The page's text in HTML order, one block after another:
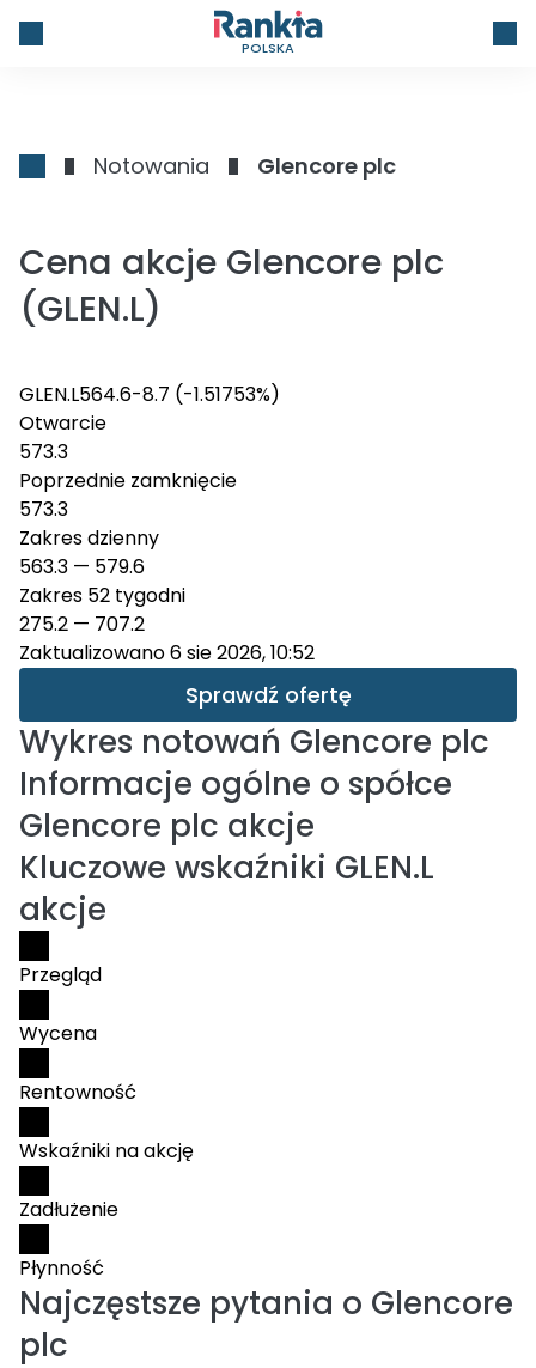
POLSKA
Notowania Glencore plc
Cena akcje Glencore plc
(GLEN.L)
GLEN.L564.6-8.7 (-1.51753%)
Otwarcie
573.3
Poprzednie zamknięcie
573.3
Zakres dzienny
563.3 — 579.6
Zakres 52 tygodni
275.2 — 707.2
Zaktualizowano 6 sie 2026, 10:52
Sprawdź ofertę
Wykres notowań Glencore plc
Informacje ogólne o spółce
Glencore plc akcje
Kluczowe wskaźniki GLEN.L
akcje
Przegląd
Wycena
Rentowność
Wskaźniki na akcję
Zadłużenie
Płynność
Najczęstsze pytania o Glencore
plc